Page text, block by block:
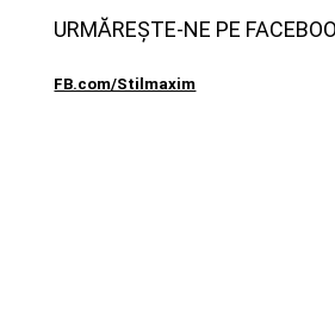
URMĂREȘTE-NE PE
FB.com/Stilmaxim